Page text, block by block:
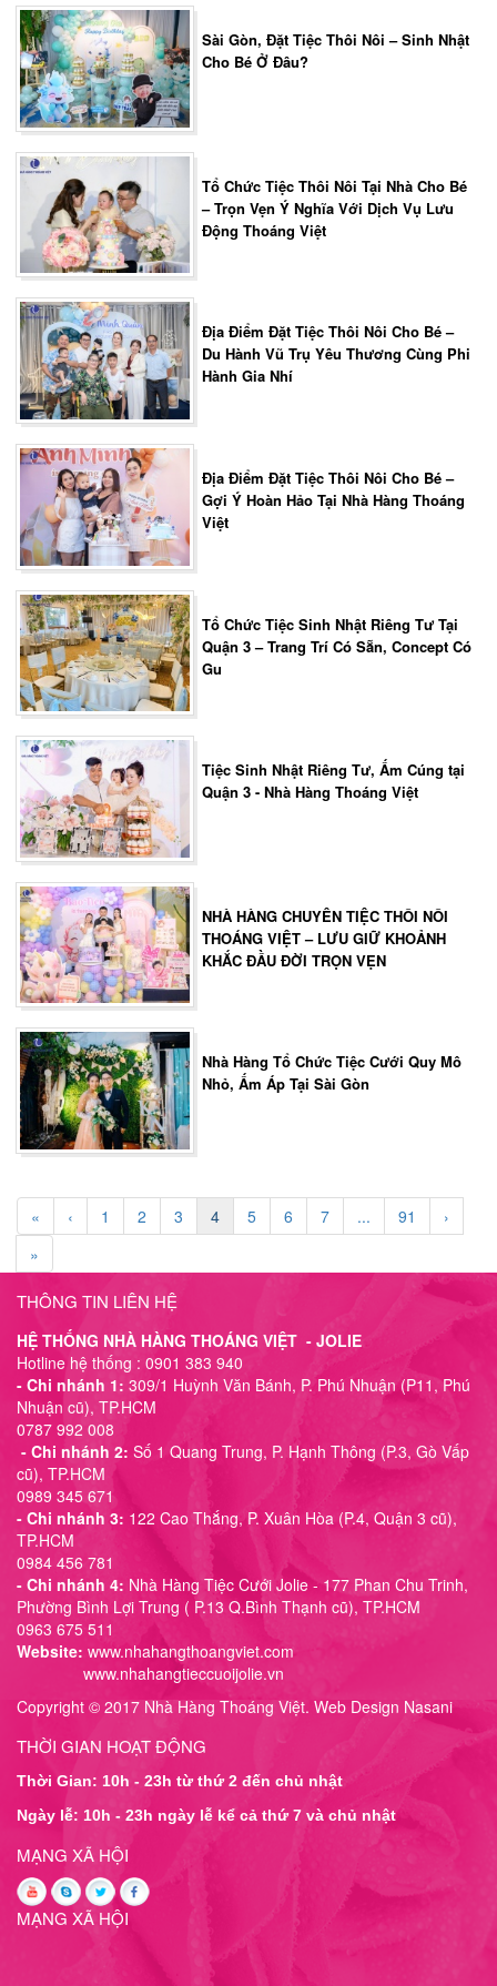
Sài Gòn, Đặt Tiệc Thôi Nôi – Sinh Nhật
Cho Bé Ở Đâu?
Tổ Chức Tiệc Thôi Nôi Tại Nhà Cho Bé
– Trọn Vẹn Ý Nghĩa Với Dịch Vụ Lưu
Động Thoáng Việt
Địa Điểm Đặt Tiệc Thôi Nôi Cho Bé –
Du Hành Vũ Trụ Yêu Thương Cùng Phi
Hành Gia Nhí
Địa Điểm Đặt Tiệc Thôi Nôi Cho Bé –
Gợi Ý Hoàn Hảo Tại Nhà Hàng Thoáng
Việt
Tổ Chức Tiệc Sinh Nhật Riêng Tư Tại
Quận 3 – Trang Trí Có Sẵn, Concept Có
Gu
Tiệc Sinh Nhật Riêng Tư, Ấm Cúng tại
Quận 3 - Nhà Hàng Thoáng Việt
NHÀ HÀNG CHUYÊN TIỆC THÔI NÔI
THOÁNG VIỆT – LƯU GIỮ KHOẢNH
KHẮC ĐẦU ĐỜI TRỌN VẸN
Nhà Hàng Tổ Chức Tiệc Cưới Quy Mô
Nhỏ, Ấm Áp Tại Sài Gòn
« ‹ 1 2 3 4 5 6 7 ... 91
›
»
THÔNG TIN LIÊN HỆ
HỆ THỐNG NHÀ HÀNG THOÁNG VIỆT - JOLIE
Hotline hệ thống : 0901 383 940
- Chi nhánh 1: 309/1 Huỳnh Văn Bánh, P. Phú Nhuận (P11, Phú
Nhuận cũ), TP.HCM
0787 992 008
- Chi nhánh 2: Số 1 Quang Trung, P. Hạnh Thông (P.3, Gò Vấp
cũ), TP.HCM
0989 345 671
- Chi nhánh 3: 122 Cao Thắng, P. Xuân Hòa (P.4, Quận 3 cũ),
TP.HCM
0984 456 781
- Chi nhánh 4: Nhà Hàng Tiệc Cưới Jolie - 177 Phan Chu Trinh,
Phường Bình Lợi Trung ( P.13 Q.Bình Thạnh cũ), TP.HCM
0963 675 511
Website: www.nhahangthoangviet.com
www.nhahangtieccuoijolie.vn
Copyright © 2017 Nhà Hàng Thoáng Việt. Web Design Nasani
THỜI GIAN HOẠT ĐỘNG
Thời Gian: 10h - 23h từ thứ 2 đến chủ nhật
Ngày lễ: 10h - 23h ngày lễ kể cả thứ 7 và chủ nhật
MẠNG XÃ HỘI
MẠNG XÃ HỘI